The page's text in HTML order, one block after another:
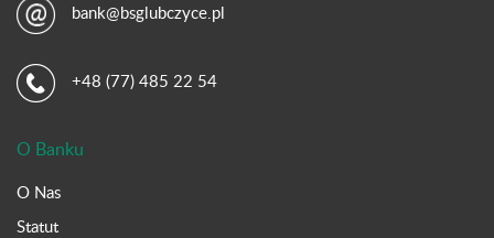
bank@bsglubczyce.pl
+48 (77) 485 22 54
O Banku
O Nas
Statut